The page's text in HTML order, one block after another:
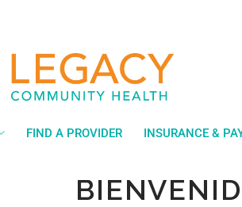
FIND A PROVIDER INSURANCE &